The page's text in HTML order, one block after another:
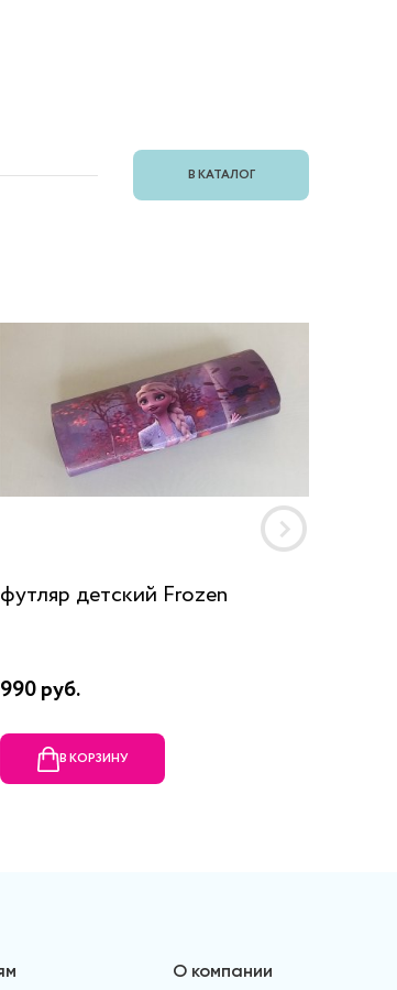
В КАТАЛОГ
футляр детский Frozen
990 руб.
В КОРЗИНУ
О компании